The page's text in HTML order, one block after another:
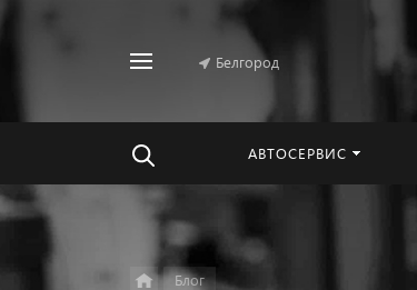
Белгород
АВТОСЕРВИС
Блог